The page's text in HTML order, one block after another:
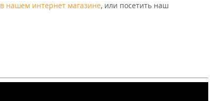
в нашем интернет магазине, или посетить наш